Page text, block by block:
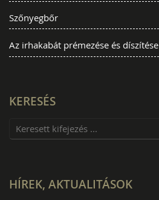
Szőnyegbőr
Az irhakabát prémezése és díszítése
KERESÉS
HÍREK, AKTUALITÁSOK